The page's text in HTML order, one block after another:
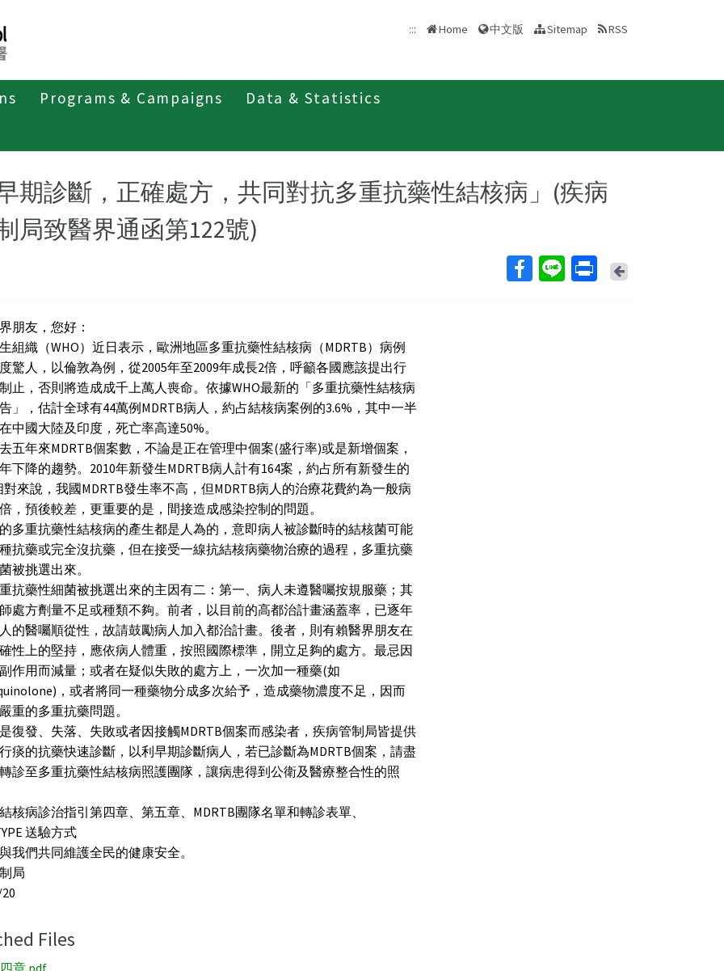
::: Home 中文版 Sitemap RSS
Programs & Campaigns Data & Statistics
期診斷，正確處方，共同對抗多重抗藥性結核病」(疾病
局致醫界通函第122號)
Back
朋友，您好：
組織（WHO）近日表示，歐洲地區多重抗藥性結核病（MDRTB）病例
驚人，以倫敦為例，從2005年至2009年成長2倍，呼籲各國應該提出行
止，否則將造成成千上萬人喪命。依據WHO最新的「多重抗藥性結核病
」，估計全球有44萬例MDRTB病人，約占結核病案例的3.6%，其中一半
中國大陸及印度，死亡率高達50%。
五年來MDRTB個案數，不論是正在管理中個案(盛行率)或是新增個案，
下降的趨勢。2010年新發生MDRTB病人計有164案，約占所有新發生的
對來說，我國MDRTB發生率不高，但MDRTB病人的治療花費約為一般病
，預後較差，更重要的是，間接造成感染控制的問題。
多重抗藥性結核病的產生都是人為的，意即病人被診斷時的結核菌可能
抗藥或完全沒抗藥，但在接受一線抗結核病藥物治療的過程，多重抗藥
被挑選出來。
抗藥性細菌被挑選出來的主因有二：第一、病人未遵醫囑按規服藥；其
處方劑量不足或種類不夠。前者，以目前的高都治計畫涵蓋率，已逐年
的醫囑順從性，故請鼓勵病人加入都治計畫。後者，則有賴醫界朋友在
性上的堅持，應依病人體重，按照國際標準，開立足夠的處方。最忌因
作用而減量；或者在疑似失敗的處方上，一次加一種藥(如
，或者將同一種藥物分成多次給予，造成藥物濃度不足，因而
重的多重抗藥問題。
復發、失落、失敗或者因接觸MDRTB個案而感染者，疾病管制局皆提供
痰的抗藥快速診斷，以利早期診斷病人，若已診斷為MDRTB個案，請盡
診至多重抗藥性結核病照護團隊，讓病患得到公衛及醫療整合性的照
核病診治指引第四章、第五章、MDRTB團隊名單和轉診表單、
送驗方式
我們共同維護全民的健康安全。
局
Files
章.pdf